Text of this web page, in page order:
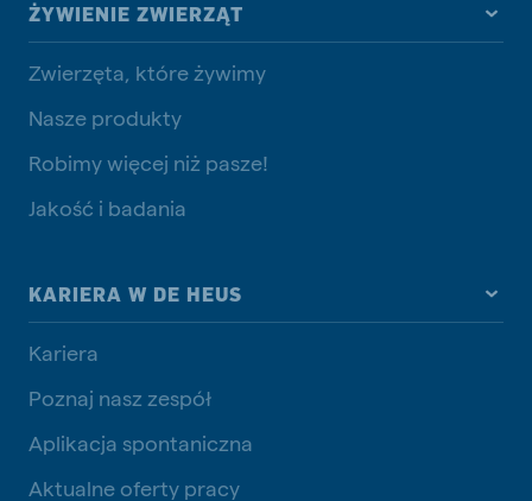
ŻYWIENIE ZWIERZĄT
Zwierzęta, które żywimy
Nasze produkty
Robimy więcej niż pasze!
Jakość i badania
KARIERA W DE HEUS
Kariera
Poznaj nasz zespół
Aplikacja spontaniczna
Aktualne oferty pracy